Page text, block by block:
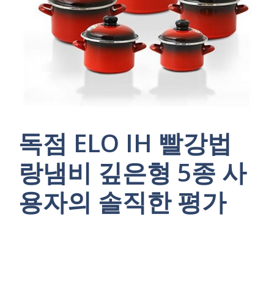
독점 ELO IH 빨강법
랑냄비 깊은형 5종 사
용자의 솔직한 평가